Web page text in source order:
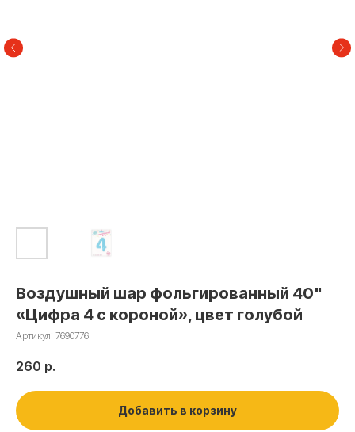
Воздушный шар фольгированный 40"
«Цифра 4 с короной», цвет голубой
Артикул: 7690776
260 р.
Добавить в корзину